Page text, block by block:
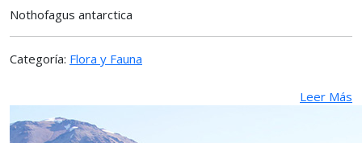
Nothofagus antarctica
Categoría: Flora y Fauna
Leer Más